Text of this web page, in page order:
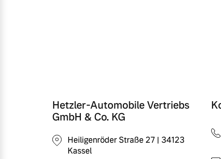
Hetzler-Automobile Vertriebs
GmbH & Co. KG
Heiligenröder Straße 27 | 34123
Kassel